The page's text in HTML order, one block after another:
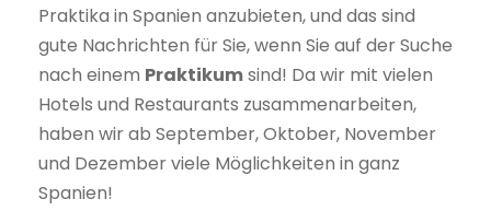
Praktika in Spanien anzubieten, und das sind
gute Nachrichten für Sie, wenn Sie auf der Suche
nach einem Praktikumsind! Da wir mit vielen
Hotels und Restaurants zusammenarbeiten,
haben wir ab September, Oktober, November
und Dezember viele Möglichkeiten in ganz
Spanien!